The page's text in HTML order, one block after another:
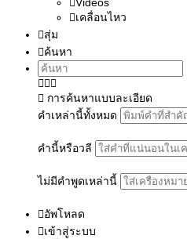
เคลื่อนไหว
สุ่ม
ค้นหา
การค้นหาแบบละเอียด
คำเหล่านี้ทั้งหมด
คำนี้หรือวลี
ไม่มีคำพูดเหล่านี้
อัพโหลด
เข้าสู่ระบบ